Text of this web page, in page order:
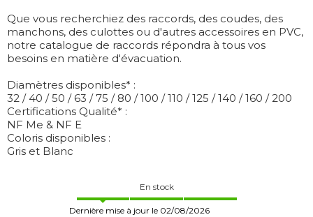
Que vous recherchiez des raccords, des coudes, des
manchons, des culottes ou d'autres accessoires en PVC,
notre catalogue de raccords répondra à tous vos
besoins en matière d'évacuation.
Diamètres disponibles* :
32 / 40 / 50 / 63 / 75 / 80 / 100 / 110 / 125 / 140 / 160 / 200
Certifications Qualité* :
NF Me & NF E
Coloris disponibles :
Gris et Blanc
En stock
Dernière mise à jour le 02/08/2026